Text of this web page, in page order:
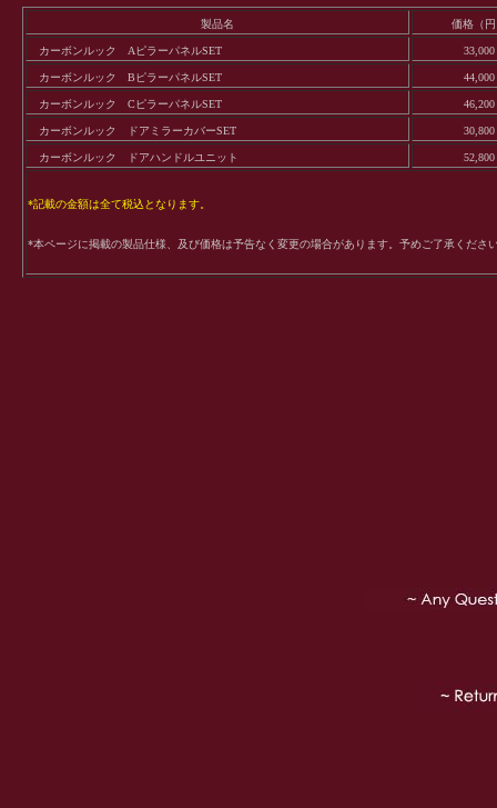
製品名 価格（
カーボンルック AピラーパネルSET 33,000
カーボンルック BピラーパネルSET 44,000
カーボンルック CピラーパネルSET 46,200
カーボンルック ドアミラーカバーSET 30,800
カーボンルック ドアハンドルユニット 52,800
*記載の金額は全て税込となります。
*本ページに掲載の製品仕様、及び価格は予告なく変更の場合があります。予めご了承くださ